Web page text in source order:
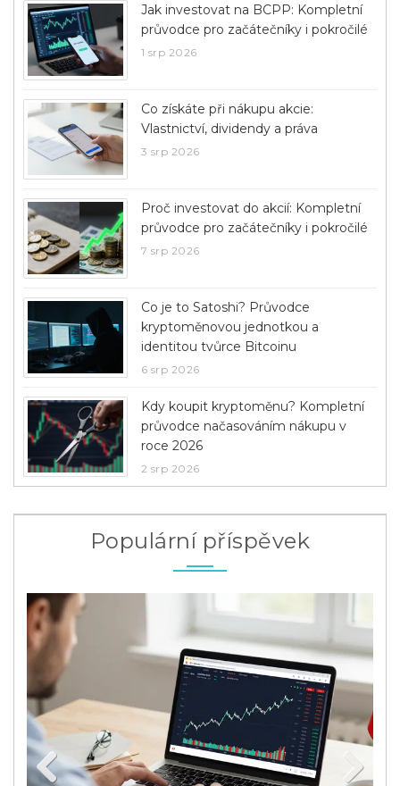
Jak investovat na BCPP: Kompletní
průvodce pro začátečníky i pokročilé
1 srp 2026
Co získáte při nákupu akcie:
Vlastnictví, dividendy a práva
3 srp 2026
Proč investovat do akcií: Kompletní
průvodce pro začátečníky i pokročilé
7 srp 2026
Co je to Satoshi? Průvodce
kryptoměnovou jednotkou a
identitou tvůrce Bitcoinu
6 srp 2026
Kdy koupit kryptoměnu? Kompletní
průvodce načasováním nákupu v
roce 2026
2 srp 2026
Populární příspěvek